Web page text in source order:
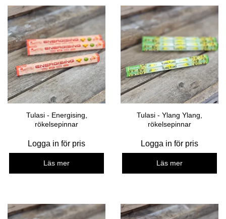
Tulasi - Energising,
rökelsepinnar
Logga in för pris
Läs mer
Tulasi - Ylang Ylang,
rökelsepinnar
Logga in för pris
Läs mer